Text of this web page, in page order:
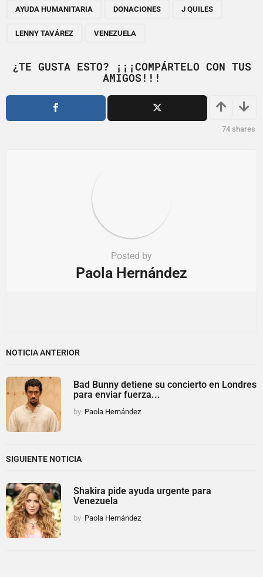
i
o
AYUDA HUMANITARIA DONACIONES J QUILES
LENNY TAVÁREZ VENEZUELA
¿TE GUSTA ESTO? ¡¡¡COMPÁRTELO CON TUS
AMIGOS!!!
74 shares
Posted by
Paola Hernández
NOTICIA ANTERIOR
Bad Bunny detiene su concierto en Londres
para enviar fuerza...
by Paola Hernández
SIGUIENTE NOTICIA
Shakira pide ayuda urgente para
Venezuela
by Paola Hernández